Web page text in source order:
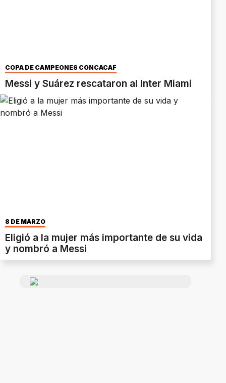
COPA DE CAMPEONES CONCACAF
Messi y Suárez rescataron al Inter Miami
8 DE MARZO
Eligió a la mujer más importante de su vida
y nombró a Messi